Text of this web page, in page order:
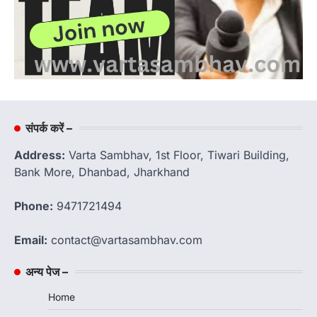
संपर्क करें –
Address: Varta Sambhav, 1st Floor, Tiwari Building,
Bank More, Dhanbad, Jharkhand
Phone: 9471721494
Email: contact@vartasambhav.com
अन्य पेज –
Home